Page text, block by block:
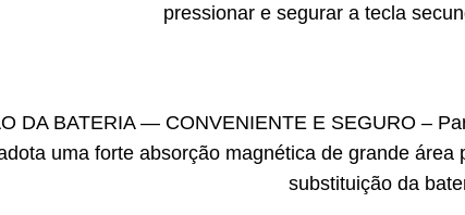
pressionar e segurar a tecla
DA BATERIA — CONVENIENTE E SEGURO –
uma forte absorção magnética de grande
substituição da